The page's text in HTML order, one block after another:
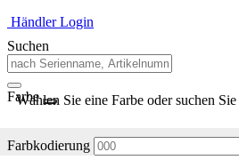
Händler Login
Suchen
Farbe
Wählen Sie eine Farbe oder suchen
Farbkodierung